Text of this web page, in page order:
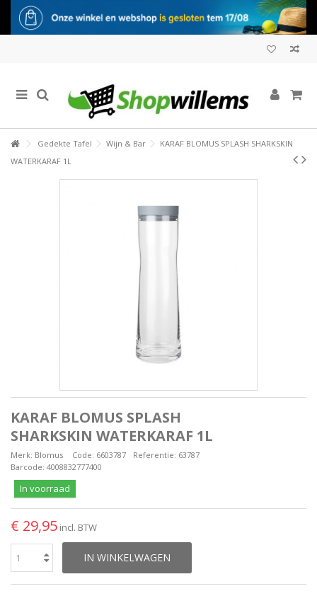
Gedekte Tafel Wijn & Bar
KARAF BLOMUS SPLASH SHARKSKIN
WATERKARAF 1L
KARAF BLOMUS SPLASH
SHARKSKIN WATERKARAF 1L
Merk: Blomus Code: 6603787 Referentie: 63787
Barcode: 4008832777400
In voorraad
€ 29,95 incl. BTW
IN WINKELWAGEN